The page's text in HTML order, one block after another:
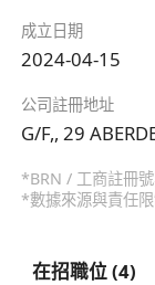
成立日期
2024-04-15
公司註冊地址
G/F,, 29
*BRN / 工商註冊
*數據來源與責任
在招職位 (4)